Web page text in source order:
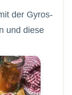
der Gyros-
und diese